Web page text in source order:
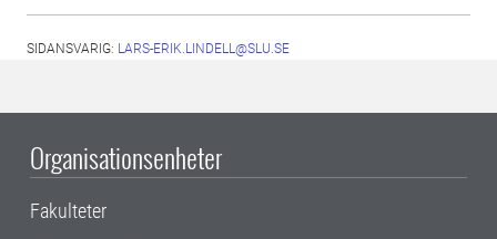
SIDANSVARIG: LARS-ERIK.LINDELL@SLU.SE
Organisationsenheter
Fakulteter